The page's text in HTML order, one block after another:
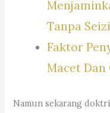
Tanpa
Faktor
Macet Dan
Namun sekarang